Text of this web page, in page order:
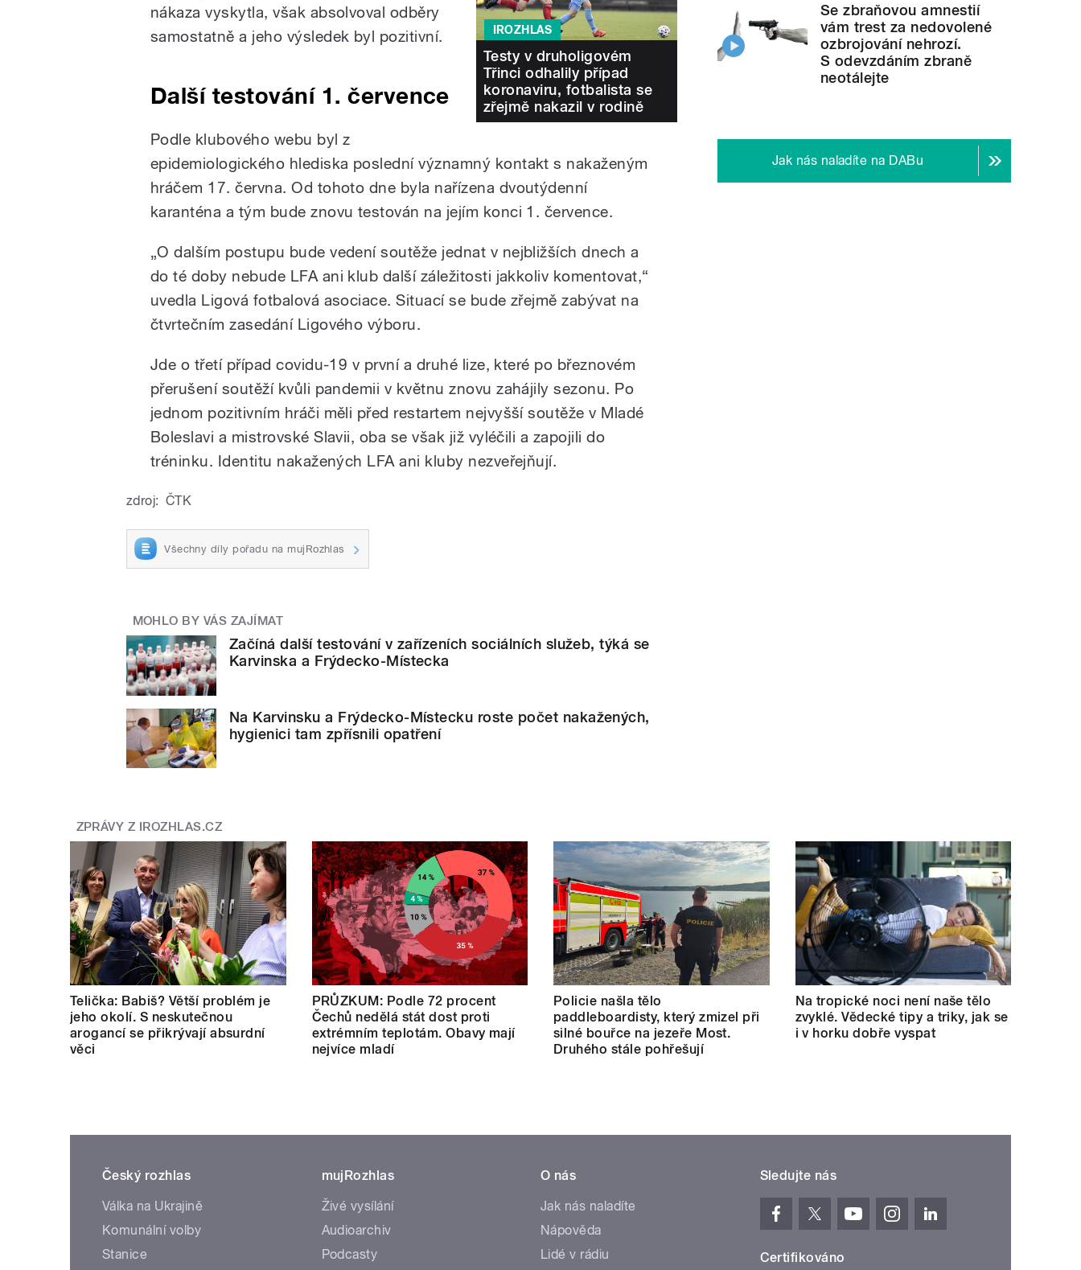
IROZHLAS
Testy v druholigovém
Třinci odhalily případ
koronaviru, fotbalista se
zřejmě nakazil v rodině
nákaza vyskytla, však absolvoval odběry
samostatně a jeho výsledek byl pozitivní.
Další testování 1. července
Podle klubového webu byl z
epidemiologického hlediska poslední významný kontakt s nakaženým
hráčem 17. června. Od tohoto dne byla nařízena dvoutýdenní
karanténa a tým bude znovu testován na jejím konci 1. července.
„O dalším postupu bude vedení soutěže jednat v nejbližších dnech a
do té doby nebude LFA ani klub další záležitosti jakkoliv komentovat,“
uvedla Ligová fotbalová asociace. Situací se bude zřejmě zabývat na
čtvrtečním zasedání Ligového výboru.
Jde o třetí případ covidu-19 v první a druhé lize, které po březnovém
přerušení soutěží kvůli pandemii v květnu znovu zahájily sezonu. Po
jednom pozitivním hráči měli před restartem nejvyšší soutěže v Mladé
Boleslavi a mistrovské Slavii, oba se však již vyléčili a zapojili do
tréninku. Identitu nakažených LFA ani kluby nezveřejňují.
zdroj: ČTK
Všechny díly pořadu na mujRozhlas
MOHLO BY VÁS ZAJÍMAT
Začíná další testování v zařízeních sociálních služeb, týká se
Karvinska a Frýdecko-Místecka
Na Karvinsku a Frýdecko-Místecku roste počet nakažených,
hygienici tam zpřísnili opatření
Se zbraňovou amnestií
vám trest za nedovolené
ozbrojování nehrozí.
S odevzdáním zbraně
neotálejte
Jak nás naladíte na DABu
ZPRÁVY Z IROZHLAS.CZ
Telička: Babiš? Větší problém je
jeho okolí. S neskutečnou
arogancí se přikrývají absurdní
věci
PRŮZKUM: Podle 72 procent
Čechů nedělá stát dost proti
extrémním teplotám. Obavy mají
nejvíce mladí
Policie našla tělo
paddleboardisty, který zmizel při
silné bouřce na jezeře Most.
Druhého stále pohřešují
Na tropické noci není naše tělo
zvyklé. Vědecké tipy a triky, jak se
i v horku dobře vyspat
Český rozhlas
Válka na Ukrajině
Komunální volby
Stanice
mujRozhlas
Živé vysílání
Audioarchiv
Podcasty
O nás
Jak nás naladíte
Nápověda
Lidé v rádiu
Sledujte nás
Certifikováno